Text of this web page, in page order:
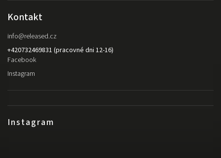
Instagram
Kontakt
info@released.cz
+420732469831 (pracovné dni 12-16)
Facebook
Instagram